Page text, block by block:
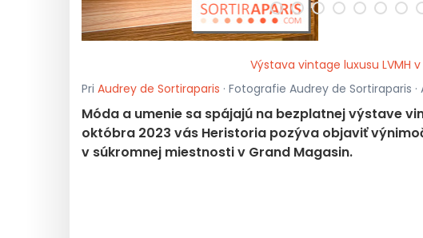
Výstava vintage luxusu LVMH
Pri Audrey de Sortiraparis · Fotografie Audrey de Sortiraparis
Móda a umenie sa spájajú na bezplatnej výstave
októbra 2023 vás Heristoria pozýva objaviť
v súkromnej miestnosti v Grand Magasin.